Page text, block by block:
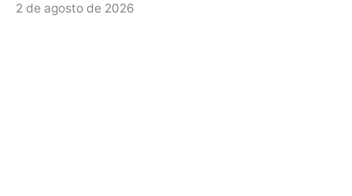
2 de agosto de 2026